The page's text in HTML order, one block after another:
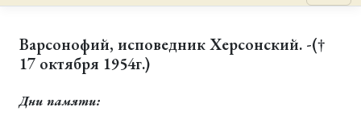
Варсонофий, исповедник Херсонский. -(†
17 октября 1954г.)
Дни памяти: